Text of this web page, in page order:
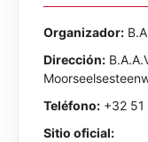
Organizador:
Dirección:
Teléfono: +32
Sitio oficial: